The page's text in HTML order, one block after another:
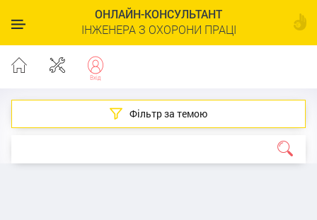
ОНЛАЙН-КОНСУЛЬТАНТ
ІНЖЕНЕРА З ОХОРОНИ ПРАЦІ
Фільтр за темою